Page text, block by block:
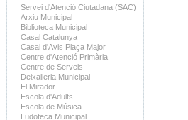
Servei d'Atenció Ciutadana (SAC)
Arxiu Municipal
Biblioteca Municipal
Casal Catalunya
Casal d'Avis Plaça Major
Centre d'Atenció Primària
Centre de Serveis
Deixalleria Municipal
El Mirador
Escola d'Adults
Escola de Música
Ludoteca Municipal